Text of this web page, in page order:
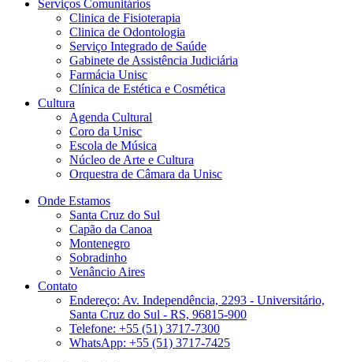
Serviços Comunitários
Clinica de Fisioterapia
Clinica de Odontologia
Serviço Integrado de Saúde
Gabinete de Assistência Judiciária
Farmácia Unisc
Clínica de Estética e Cosmética
Cultura
Agenda Cultural
Coro da Unisc
Escola de Música
Núcleo de Arte e Cultura
Orquestra de Câmara da Unisc
Onde Estamos
Santa Cruz do Sul
Capão da Canoa
Montenegro
Sobradinho
Venâncio Aires
Contato
Endereço: Av. Independência, 2293 - Universitário,
Santa Cruz do Sul - RS, 96815-900
Telefone: +55 (51) 3717-7300
WhatsApp: +55 (51) 3717-7425